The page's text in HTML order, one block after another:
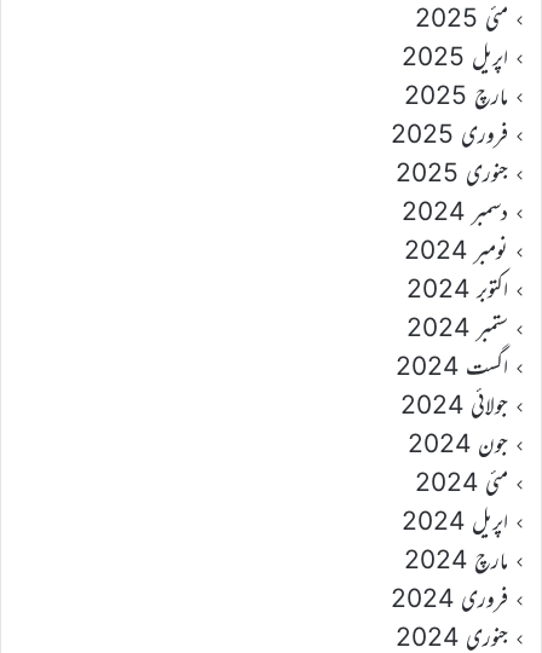
مئی 2025
اپریل 2025
مارچ 2025
فروری 2025
جنوری 2025
دسمبر 2024
نومبر 2024
اکتوبر 2024
ستمبر 2024
اگست 2024
جولائی 2024
جون 2024
مئی 2024
اپریل 2024
مارچ 2024
فروری 2024
جنوری 2024